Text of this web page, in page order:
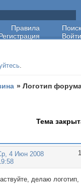
Правила
Поиск
Войти
.
»Логотип
Тема
1
4 Июн 2008
делаю логотип,